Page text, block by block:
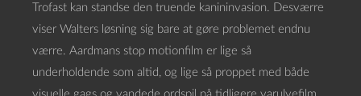
Trofast kan standse den truende kanininvasion. Desværre
viser Walters løsning sig bare at gøre problemet endnu
værre. Aardmans stop motionfilm er lige så
underholdende som altid, og lige så proppet med både